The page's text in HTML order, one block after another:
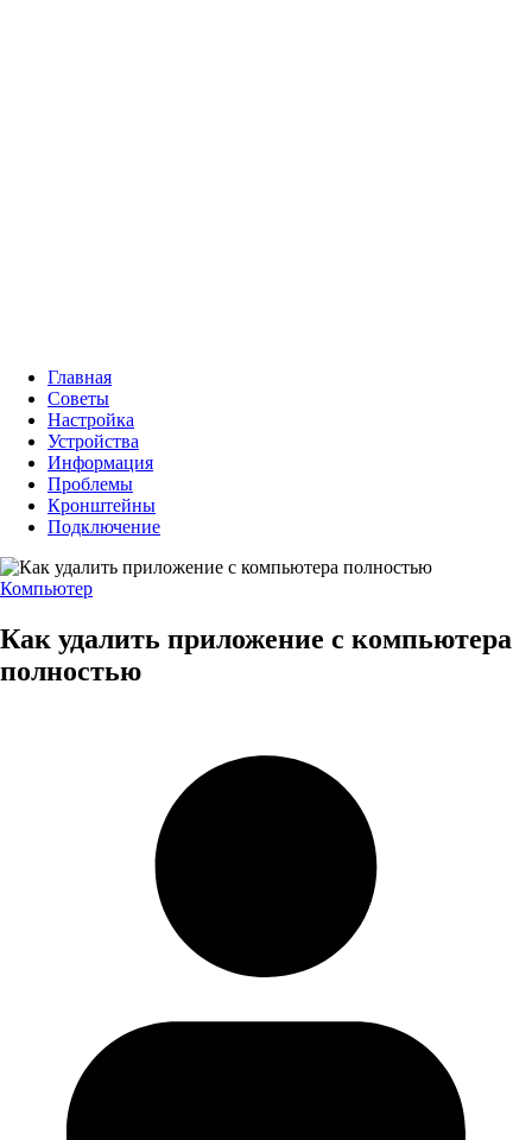
Главная
Советы
Настройка
Устройства
Информация
Проблемы
Кронштейны
Подключение
Компьютер
Как удалить приложение с компьютера
полностью